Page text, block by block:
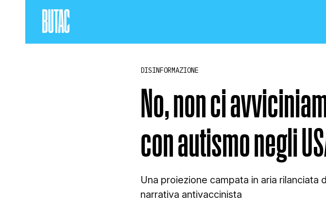
SCIENZA E
SALUTE E MEDICINA
DISINFORMAZIONE
No, non ci
con autismo negli
Una proiezione campata in aria rilanciata
narrativa antivaccinista